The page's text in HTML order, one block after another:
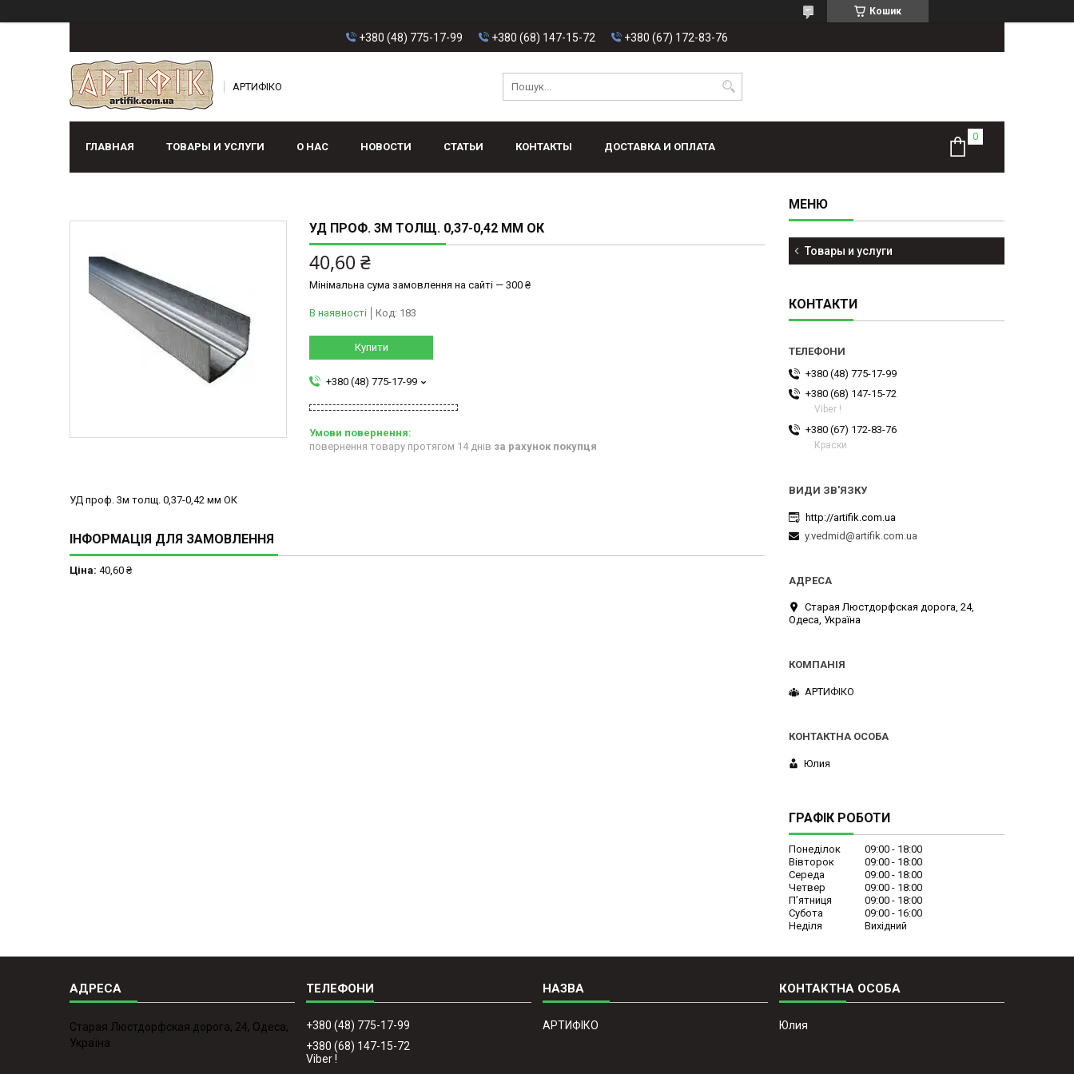
Кошик
+380 (48) 775-17-99 +380 (68) 147-15-72 +380 (67) 172-83-76
АРТИФІКО
ГЛАВНАЯ ТОВАРЫ И УСЛУГИ О НАС НОВОСТИ СТАТЬИ КОНТАКТЫ ДОСТАВКА И ОПЛАТА
УД ПРОФ. 3М ТОЛЩ. 0,37-0,42 ММ ОК
40,60 ₴
Мінімальна сума замовлення на сайті — 300 ₴
В наявності Код: 183
Купити
+380 (48) 775-17-99
повернення товару протягом 14 днів за рахунок покупця
УД проф. 3м толщ. 0,37-0,42 мм ОК
ІНФОРМАЦІЯ ДЛЯ ЗАМОВЛЕННЯ
Ціна: 40,60 ₴
Товары и услуги
КОНТАКТИ
+380 (48) 775-17-99
+380 (68) 147-15-72
Viber !
+380 (67) 172-83-76
Краски
http://artifik.com.ua
y.vedmid@artifik.com.ua
Старая Люстдорфская дорога, 24,
Одеса, Україна
АРТИФІКО
Юлия
ГРАФІК РОБОТИ
Понеділок 09:00
18:00
Вівторок
09:00
18:00
Середа
09:00
18:00
Четвер
09:00
18:00
Пʼятниця
09:00
18:00
Субота
09:00
16:00
Неділя
Вихідний
Старая Люстдорфская дорога, 24, Одеса,
Україна
+380 (48) 775-17-99
+380 (68) 147-15-72
Viber !
АРТИФІКО Юлия